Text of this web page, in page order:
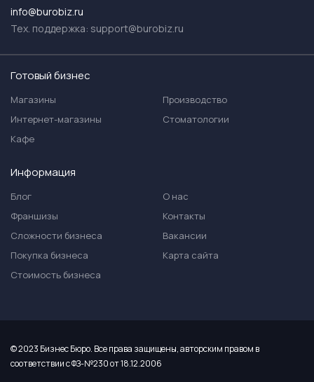
info@burobiz.ru
Тех. поддержка: support@burobiz.ru
Готовый бизнес
Магазины
Интернет-магазины
Кафе
Производство
Стоматологии
Информация
Блог
Франшизы
Сложности бизнеса
Покупка бизнеса
Стоимость бизнеса
О нас
Контакты
Вакансии
Карта сайта
© 2023 Бизнес Бюро. Все права защищены, авторским правом в
соответствии с ФЗ-№230 от 18.12.2006